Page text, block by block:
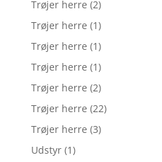
Trøjer herre (2)
Trøjer herre (1)
Trøjer herre (1)
Trøjer herre (1)
Trøjer herre (2)
Trøjer herre (22)
Trøjer herre (3)
Udstyr (1)